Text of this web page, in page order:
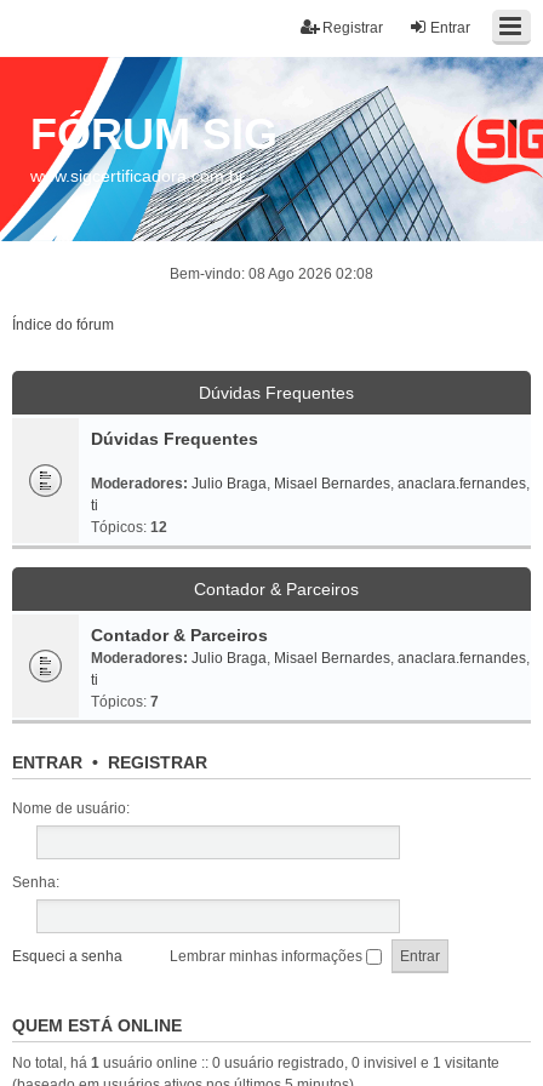
Entrar
Registrar
FÓRUM SIG
www.sigcertificadora.com.br
Bem-vindo: 08 Ago 2026 02:08
Índice do fórum
Dúvidas Frequentes
Dúvidas Frequentes
Moderadores: Julio Braga, Misael Bernardes, anaclara.fernandes,
ti
Tópicos: 12
Contador & Parceiros
Contador & Parceiros
Moderadores: Julio Braga, Misael Bernardes, anaclara.fernandes,
ti
Tópicos: 7
ENTRAR • REGISTRAR
Nome de usuário:
Senha:
Esqueci a senha Lembrar minhas informações
QUEM ESTÁ ONLINE
No total, há 1 usuário online :: 0 usuário registrado, 0 invisivel e 1 visitante